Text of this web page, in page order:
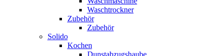
Waschtrockner
Zubehör
Zubehör
Solido
Kochen
Dunstabzugshaube